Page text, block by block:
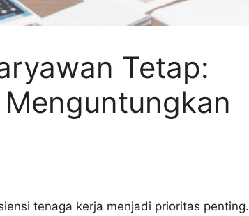
Tetap:
tenaga kerja menjadi prioritas penting.